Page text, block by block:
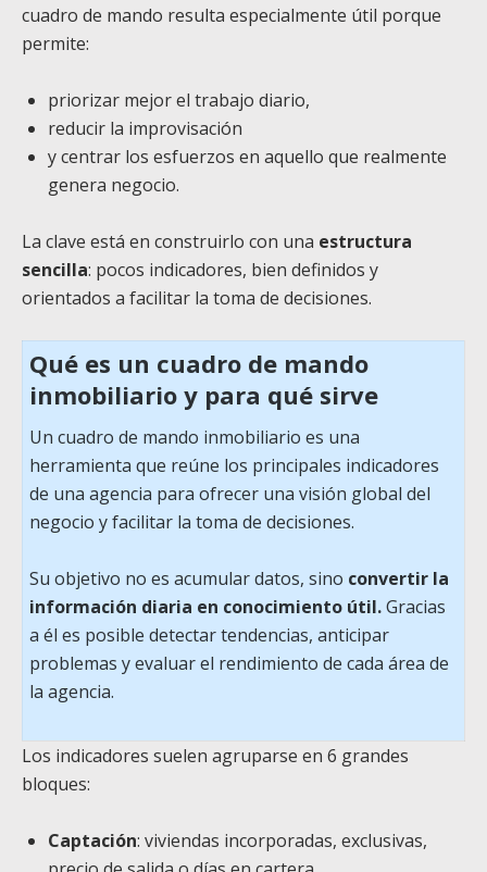
cuadro de mando resulta especialmente útil porque
permite:
priorizar mejor el trabajo diario,
reducir la improvisación
y centrar los esfuerzos en aquello que realmente
genera negocio.
La clave está en construirlo con una estructura
sencilla: pocos indicadores, bien definidos y
orientados a facilitar la toma de decisiones.
Qué es un cuadro de mando
inmobiliario y para qué sirve
Un cuadro de mando inmobiliario es una
herramienta que reúne los principales indicadores
de una agencia para ofrecer una visión global del
negocio y facilitar la toma de decisiones.
Su objetivo no es acumular datos, sino convertir la
información diaria en conocimiento útil.Gracias
a él es posible detectar tendencias, anticipar
problemas y evaluar el rendimiento de cada área de
la agencia.
Los indicadores suelen agruparse en 6 grandes
bloques:
Captación: viviendas incorporadas, exclusivas,